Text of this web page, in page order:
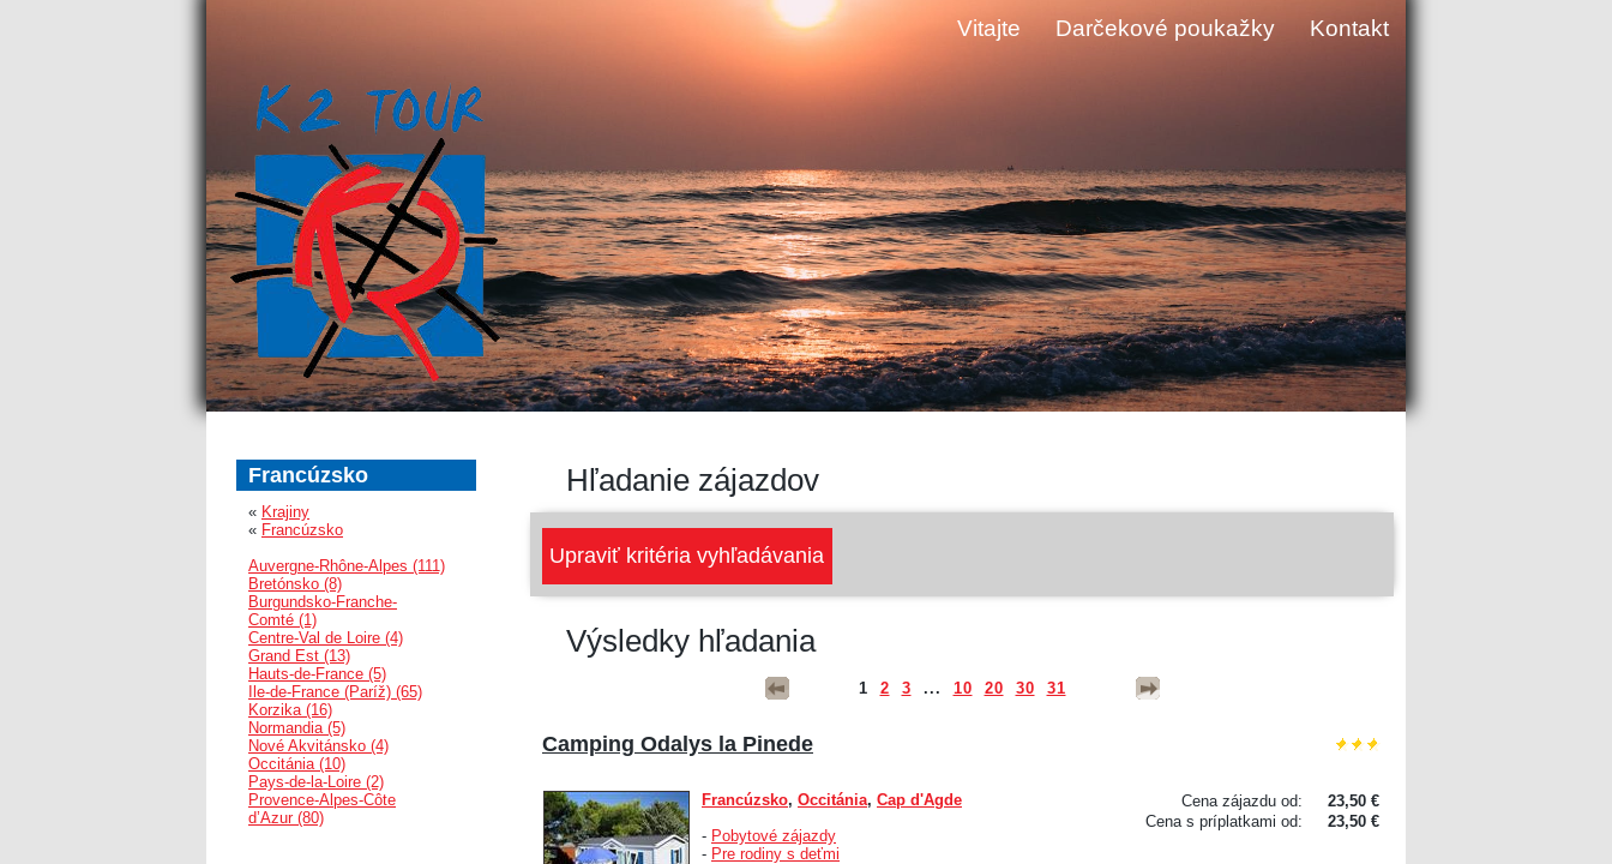
Vitajte Darčekové poukažky Kontakt
Hľadanie zájazdov
Výsledky hľadania
1 2 3 ... 10 20 30 31
Camping Odalys la Pinede
Cena zájazdu od:
23,50 €
Cena s príplatkami od:
23,50 €
Francúzsko, Occitánia, Cap d'Agde
- Pobytové zájazdy
- Pre rodiny s deťmi
Francúzsko
« Krajiny
« Francúzsko
Auvergne-Rhône-Alpes (111)
Bretónsko (8)
Burgundsko-Franche-
Comté (1)
Centre-Val de Loire (4)
Grand Est (13)
Hauts-de-France (5)
Ile-de-France (Paríž) (65)
Korzika (16)
Normandia (5)
Nové Akvitánsko (4)
Occitánia (10)
Pays-de-la-Loire (2)
Provence-Alpes-Côte
d’Azur (80)